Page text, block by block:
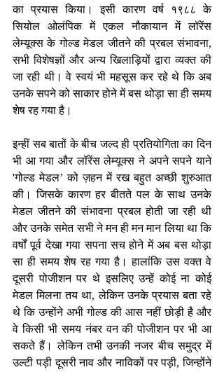
का प्रयास किया। इसी कारण वर्ष १९८८ के
सियोल ओलंपिक में एकल नौकायान में लॉरेंस
लेम्यूक्स के गोल्ड मेडल जीतने की प्रबल संभावना,
सभी विशेषज्ञों और अन्य खिलाड़ियों द्वारा व्यक्त की
जा रही थी। वे स्वयं भी महसूस कर रहे थे कि अब
उनके सपने को साकार होने में बस थोड़ा सा ही समय
शेष रह गया है।
इन्हीं सब बातों के बीच जल्द ही प्रतियोगिता का दिन
भी आ गया और लॉरेंस लेम्यूक्स ने अपने सपने याने
'गोल्ड मेडल’ को ज़हन में रख बहुत अच्छी शुरुआत
की। जिसके कारण हर बीतते पल के साथ उनके
मेडल जीतने की संभावना प्रबल होती जा रही थी
और उनके समेत सभी ने मन ही मन मान लिया था कि
वर्षों पूर्व देखा गया सपना सच होने में अब बस थोड़ा
सा ही समय शेष रह गया है। हालांकि उस वक्त वे
दूसरी पोजीशन पर थे इसलिए उन्हें कोई ना कोई
मेडल मिलना तय था, लेकिन उनके प्रयास बता रहे
थे कि उन्होंने अभी गोल्ड की आस नहीं छोड़ी है और
वे किसी भी समय नंबर वन की पोजीशन पर भी आ
सकते हैं। लेकिन तभी उनकी नजर बीच समुद्र में
उल्टी पड़ी दूसरी नाव और नाविकों पर पड़ी, जिन्होंने